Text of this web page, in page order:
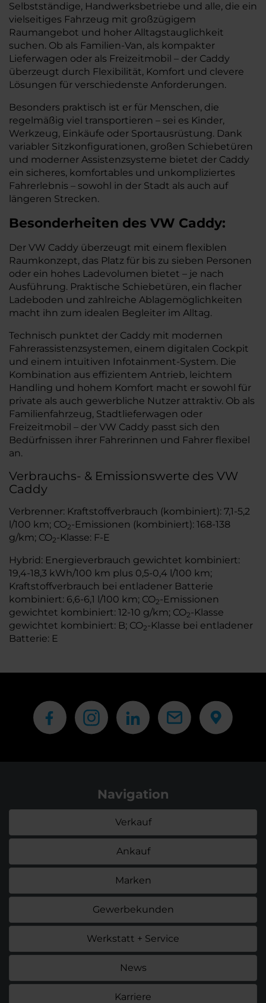
Selbstständige, Handwerksbetriebe und alle, die ein
vielseitiges Fahrzeug mit großzügigem
Raumangebot und hoher Alltagstauglichkeit
suchen. Ob als Familien-Van, als kompakter
Lieferwagen oder als Freizeitmobil – der Caddy
überzeugt durch Flexibilität, Komfort und clevere
Lösungen für verschiedenste Anforderungen.
Besonders praktisch ist er für Menschen, die
regelmäßig viel transportieren – sei es Kinder,
Werkzeug, Einkäufe oder Sportausrüstung. Dank
variabler Sitzkonfigurationen, großen Schiebetüren
und moderner Assistenzsysteme bietet der Caddy
ein sicheres, komfortables und unkompliziertes
Fahrerlebnis – sowohl in der Stadt als auch auf
längeren Strecken.
Besonderheiten des VW Caddy:
Der VW Caddy überzeugt mit einem flexiblen
Raumkonzept, das Platz für bis zu sieben Personen
oder ein hohes Ladevolumen bietet – je nach
Ausführung. Praktische Schiebetüren, ein flacher
Ladeboden und zahlreiche Ablagemöglichkeiten
macht ihn zum idealen Begleiter im Alltag.
Technisch punktet der Caddy mit modernen
Fahrerassistenzsystemen, einem digitalen Cockpit
und einem intuitiven Infotainment-System. Die
Kombination aus effizientem Antrieb, leichtem
Handling und hohem Komfort macht er sowohl für
private als auch gewerbliche Nutzer attraktiv. Ob als
Familienfahrzeug, Stadtlieferwagen oder
Freizeitmobil – der VW Caddy passt sich den
Bedürfnissen ihrer Fahrerinnen und Fahrer flexibel
an.
Verbrauchs- & Emissionswerte des VW
Caddy
Verbrenner: Kraftstoffverbrauch (kombiniert): 7,1-5,2
l/100 km; CO2-Emissionen (kombiniert): 168-138
g/km; CO2-Klasse: F-E
Hybrid: Energieverbrauch gewichtet kombiniert:
19,4-18,3 kWh/100 km plus 0,5-0,4 l/100 km;
Kraftstoffverbrauch bei entladener Batterie
kombiniert: 6,6-6,1 l/100 km; CO2-Emissionen
gewichtet kombiniert: 12-10 g/km; CO2-Klasse
gewichtet kombiniert: B; CO2-Klasse bei entladener
Batterie: E
Navigation
Verkauf
Ankauf
Marken
Gewerbekunden
Werkstatt + Service
News
Karriere